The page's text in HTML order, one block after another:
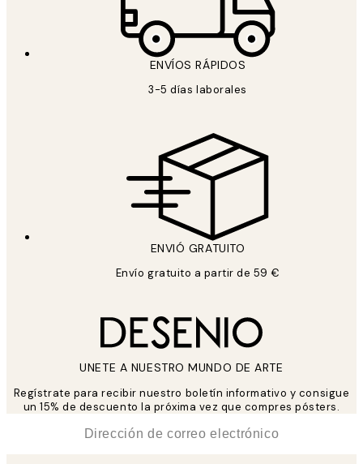
ENVÍOS RÁPIDOS
3-5 días laborales
ENVIÓ GRATUITO
Envío gratuito a partir de 59 €
UNETE A NUESTRO MUNDO DE ARTE
Regístrate para recibir nuestro boletín informativo y consigue
un 15% de descuento la próxima vez que compres pósters.